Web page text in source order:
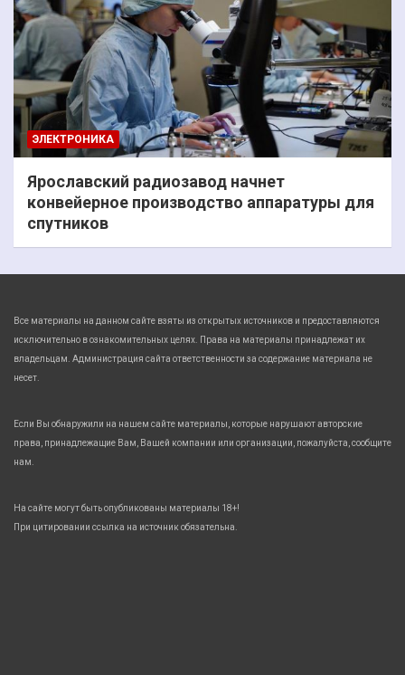
ЭЛЕКТРОНИКА
Ярославский радиозавод начнет
конвейерное производство аппаратуры для
спутников
Все материалы на данном сайте взяты из открытых источников и предоставляются
исключительно в ознакомительных целях. Права на материалы принадлежат их
владельцам. Администрация сайта ответственности за содержание материала не
несет.
Если Вы обнаружили на нашем сайте материалы, которые нарушают авторские
права, принадлежащие Вам, Вашей компании или организации, пожалуйста, сообщите
нам.
На сайте могут быть опубликованы материалы 18+!
При цитировании ссылка на источник обязательна.